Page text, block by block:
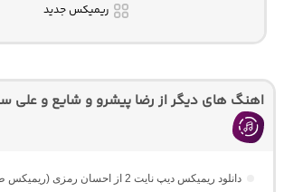
ریمیکس جدید
اهنگ های دیگر از رضا پیشرو و شایع و علی
دانلود ریمیکس دیپ نایت 2 از احسان رمزی (ریمیکس طولانی غمگین)